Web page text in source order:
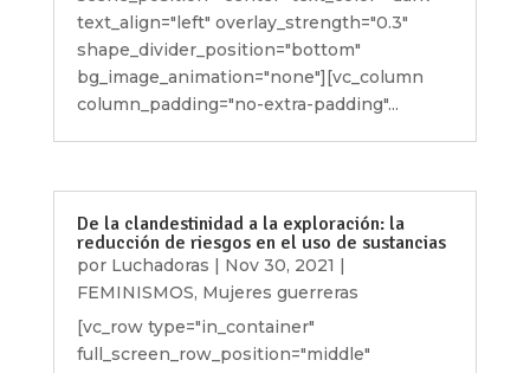
text_align="left" overlay_strength="0.3"
shape_divider_position="bottom"
bg_image_animation="none"][vc_column
column_padding="no-extra-padding"...
De la clandestinidad a la exploración: la
reducción de riesgos en el uso de sustancias
por Luchadoras | Nov 30, 2021 |
FEMINISMOS, Mujeres guerreras
[vc_row type="in_container"
full_screen_row_position="middle"